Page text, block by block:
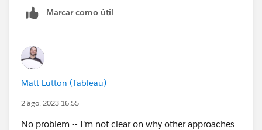
Marcar como útil
Matt Lutton (Tableau)
2 ago. 2023 16:55
No problem -- I'm not clear on why other approaches